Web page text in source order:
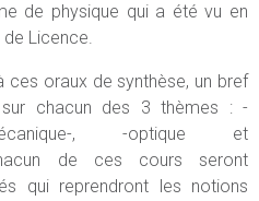
de physique qui a été vu en
Licence.
ces oraux de synthèse, un bref
chacun des 3 thèmes : -
, -optique et
de ces cours seront
qui reprendront les notions